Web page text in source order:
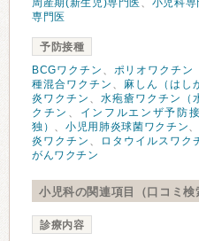
周産期(新生児)専門医 、 小児科専
専門医
予防接種
BCGワクチン 、 ポリオワクチン
種混合ワクチン 、 麻しん（はし
炎ワクチン 、 水疱瘡ワクチン（
クチン 、 インフルエンザ予防
独） 、小児用肺炎球菌ワクチン、
炎ワクチン 、 ロタウイルスワク
がんワクチン
小児科の関連項目（口コミ検
診療内容